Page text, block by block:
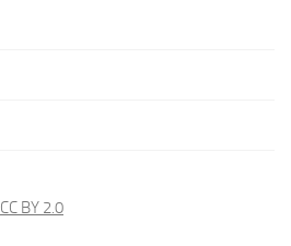
CC BY 2.0